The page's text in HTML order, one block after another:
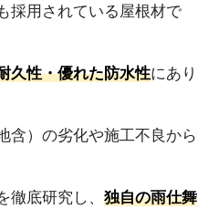
採用されている屋根材で
久性・優れた防水性にあり
含）の劣化や施工不良から
徹底研究し、 独自の雨仕舞